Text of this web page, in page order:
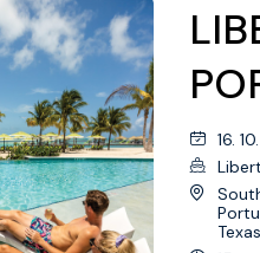
Karibik
Evropa
Asie
Galapágy
Havaj
16.
Texas